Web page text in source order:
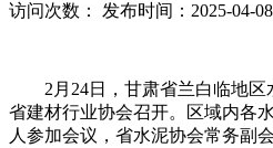
访问次数： 发布时间：2025-04-
2月24日，甘肃省兰白临地区
省建材行业协会召开。区域内各
人参加会议，省水泥协会常务副